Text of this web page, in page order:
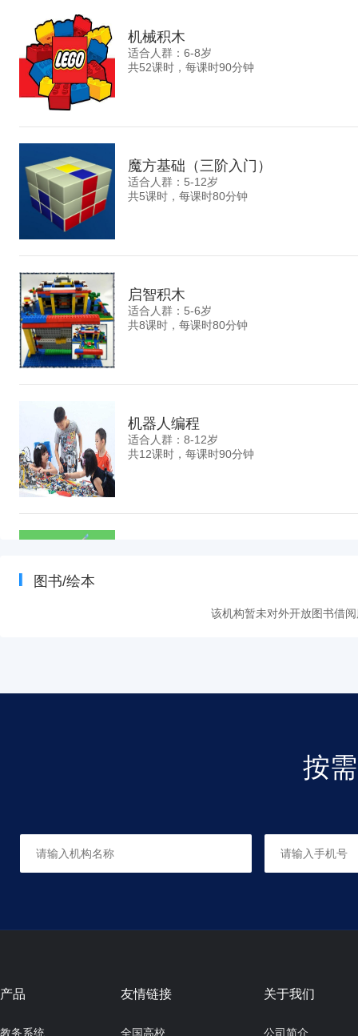
机械积木
适合人群：6-8岁
共52课时，每课时90分钟
魔方基础（三阶入门）
适合人群：5-12岁
共5课时，每课时80分钟
启智积木
适合人群：5-6岁
共8课时，每课时80分钟
机器人编程
适合人群：8-12岁
共12课时，每课时90分钟
适合人群：7-12岁
图书/绘本
该机构暂未对外开放图书借
按
产品
教务系统
友情链接
全国高校
关于我们
公司简介